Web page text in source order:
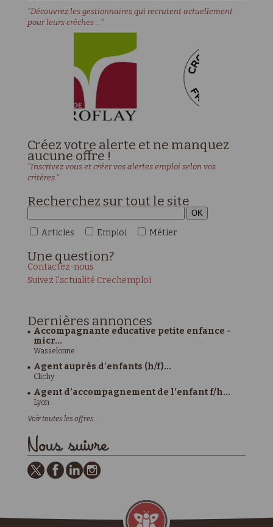
"Découvrez les gestionnaires qui recrutent actuellement
pour leurs crèches ..."
Créez votre alerte et ne manquez
aucune offre !
"Inscrivez vous et créer vos alertes emploi selon vos
critères."
Recherchez sur tout le site
Articles Emploi Métier
Une question?
Contactez-nous
Suivez l'actualité Crechemploi
Dernières annonces
Accompagnante educative petite enfance -
micr...
Wasselonne
Agent auprès d'enfants (h/f)...
Clichy
Agent d’accompagnement de l’enfant f/h...
Lyon
Voir toutes les offres...
Nous suivre